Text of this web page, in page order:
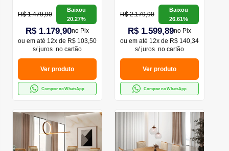
R$ 1.479,90
Baixou
20.27%
R$ 1.179,90no Pix
ou em até 12x de R$ 103,50
s/ juros no cartão
Ver produto
Comprar no WhatsApp
Copper Moderna Mobília
R$ 2.179,90
Baixou
26.61%
R$ 1.599,89no Pix
ou em até 12x de R$ 140,34
s/ juros no cartão
Ver produto
Comprar no WhatsApp